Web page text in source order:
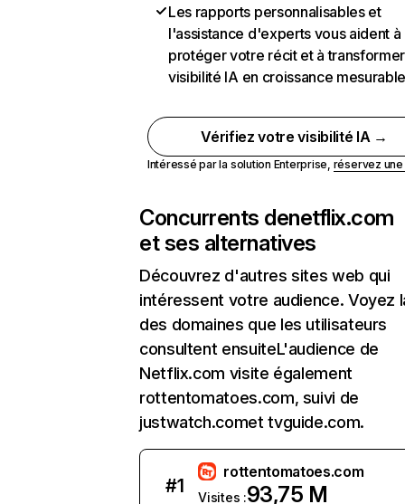
Les rapports personnalisables et
l'assistance d'experts vous aident à
protéger votre récit et à
visibilité IA en croissance
Vérifiez votre visibilité IA →
Intéressé par la solution Enterprise, réservez
Concurrents denetflix.com
et ses alternatives
Découvrez d'autres sites web qui
intéressent votre audience. Voyez
des domaines que les utilisateurs
consultent ensuiteL'audience de
Netflix.com visite également
rottentomatoes.com, suivi de
justwatch.comet tvguide.com.
#1
rottentomatoes.com
Visites :93,75 M